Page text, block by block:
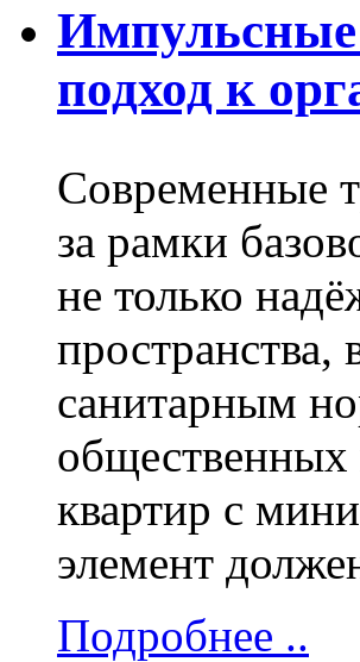
Импульсные
подход к
Современные
за рамки
не только
пространства,
санитарным
квартир с
элемент
Подробнее ..